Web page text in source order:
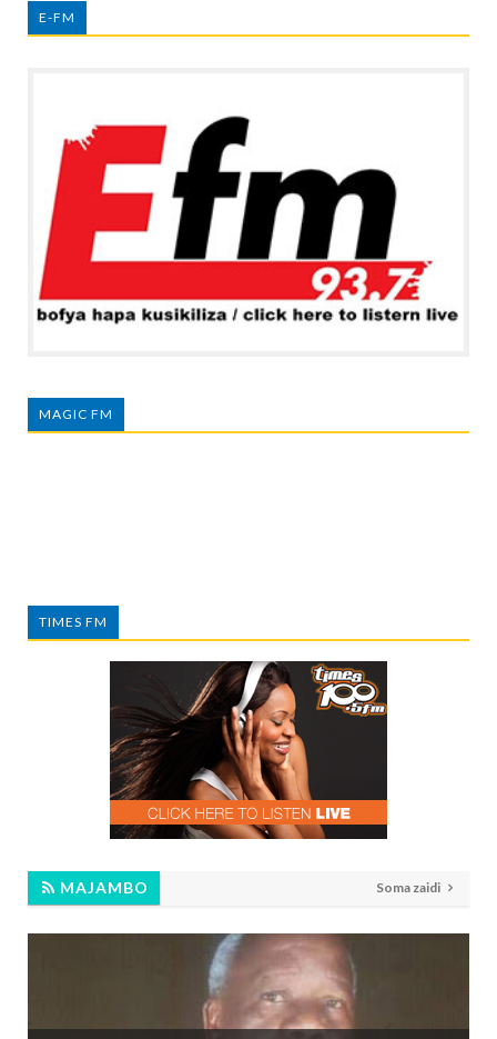
E-FM
MAGIC FM
TIMES FM
MAJAMBO Soma zaidi